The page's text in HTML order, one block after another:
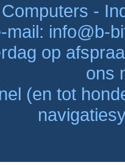
-
mail: info@b-
op
ons
(en tot